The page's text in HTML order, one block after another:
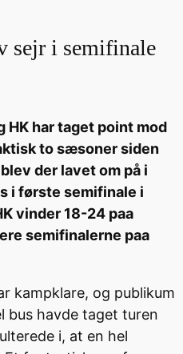
sejr i semifinale
HK har taget point mod
to sæsoner siden
der lavet om på i
i første semifinale i
vinder 18-24 paa
semifinalerne paa
kampklare, og publikum
havde taget turen
i, at en hel